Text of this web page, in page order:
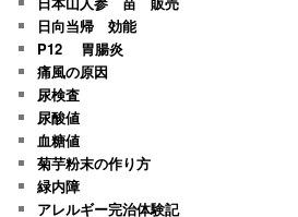
日向当帰 効能
P12 胃腸炎
痛風の原因
尿検査
尿酸値
血糖値
菊芋粉末の作り方
緑内障
アレルギー完治体験記